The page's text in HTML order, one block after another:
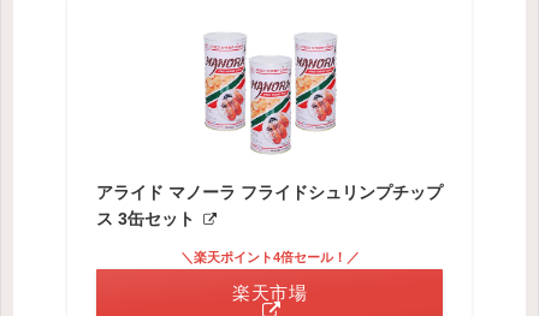
アライド マノーラ フライドシュリンプチップ
ス 3缶セット
＼楽天ポイント4倍セール！／
楽天市場